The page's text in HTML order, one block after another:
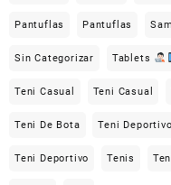
Pantuflas Pantuflas
Sin Categorizar Tablets
Teni Casual Teni Casual
Teni De Bota Teni Deportivo
Teni Deportivo Tenis